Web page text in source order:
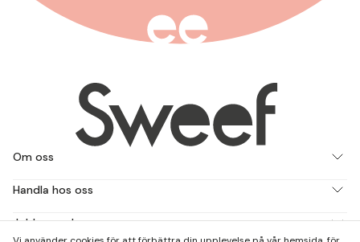
Om oss
Handla hos oss
Jobba med oss